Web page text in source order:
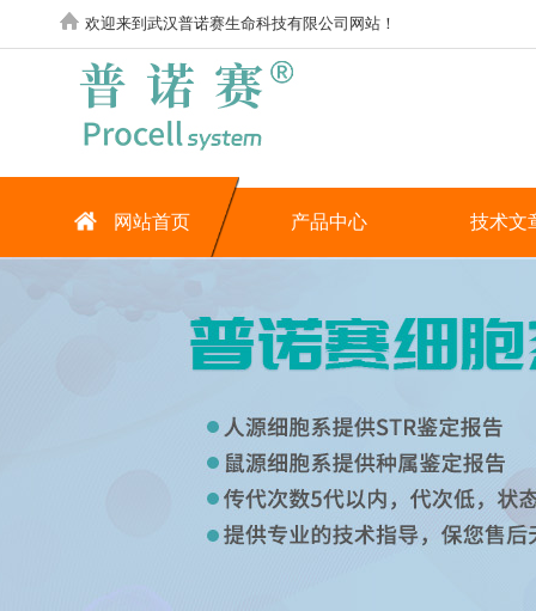
欢迎来到武汉普诺赛生命科技有限公司网站！
网站首页 产品中心 技术文